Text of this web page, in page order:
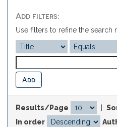
Add filters:
Use filters to refine the search
Results/Page
In order